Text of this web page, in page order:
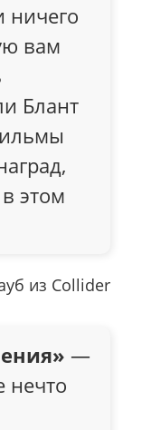
ничего
вам
Блант
этом
из Collider
—